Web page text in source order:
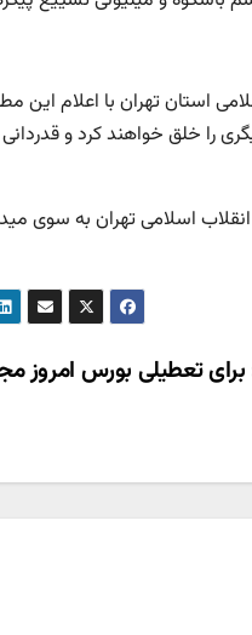
استان تهران با اعلام این
در صحنه در روز ۲۷ خرداد ماه حماسه دیگری را خلق
مطهر شهدا روز سه‌شنبه ساعت ۸ صبح از میدان انقلاب اسلامی
تعطیلی بورس امروز